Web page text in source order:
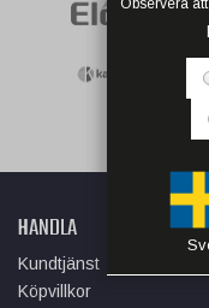
HANDLA
Kundtjänst
Köpvillkor